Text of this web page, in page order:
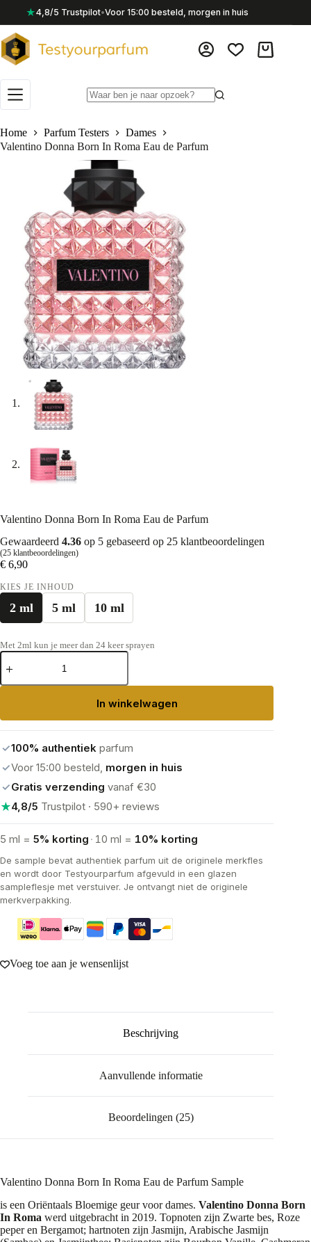
inhoud
★4,8/5 Trustpilot•Voor 15:00 besteld, morgen in huis
Home
Parfum Testers
Dames
Valentino Donna Born In Roma Eau de Parfum
Valentino Donna Born In Roma Eau de Parfum
Gewaardeerd 4.36 op 5 gebaseerd op 25 klantbeoordelingen
(25 klantbeoordelingen)
€ 6,90
KIES JE INHOUD
2 ml 5 ml 10 ml
Met 2ml kun je meer dan 24 keer sprayen
Valentino
Donna
In
aantal
In winkelwagen
✓100% authentiek parfum
✓Voor 15:00 besteld, morgen in huis
✓Gratis verzending vanaf €30
★4,8/5 Trustpilot · 590+ reviews
5 ml = 5% korting · 10 ml = 10% korting
De sample bevat authentiek parfum uit de originele merkfles
en wordt door Testyourparfum afgevuld in een glazen
sampleflesje met verstuiver. Je ontvangt niet de originele
merkverpakking.
Voeg toe aan je wensenlijst
Beschrijving
Aanvullende informatie
Beoordelingen (25)
Valentino Donna Born In Roma Eau de Parfum Sample
is een Oriëntaals Bloemige geur voor dames. Valentino Donna Born
In Roma werd uitgebracht in 2019. Topnoten zijn Zwarte bes, Roze
peper en Bergamot; hartnoten zijn Jasmijn, Arabische Jasmijn